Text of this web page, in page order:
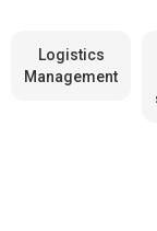
Logistics
Management